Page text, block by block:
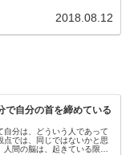
2018.08.12
で自分の首を締めている
自分は、どういう人であって
点では、同じではないかと思
人間の脳は、起きている限り